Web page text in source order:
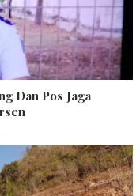
Dan Pos Jaga